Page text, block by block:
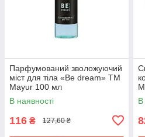
Парфумований зволожуючий
міст для тіла «Be dream» ТМ
Mayur 100 мл
В наявності
116 ₴ 127,60 ₴
В